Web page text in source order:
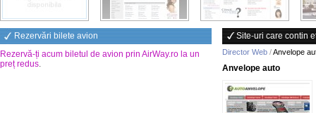
Rezervări bilete avion
Rezervă-ți acum biletul de avion prin AirWay.ro la un
preț redus.
Site-uri care contin
Director Web /Anvelope
Anvelope auto